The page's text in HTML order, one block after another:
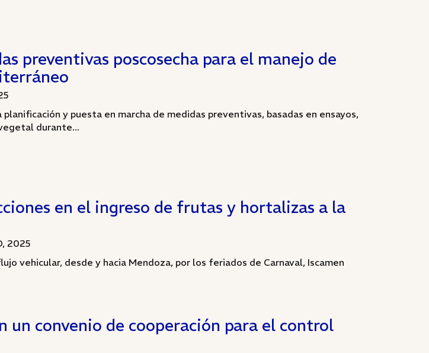
preventivas poscosecha para el manejo de
y puesta en marcha de medidas preventivas, basadas en ensayos,
durante...
en el ingreso de frutas y hortalizas a la
2025
vehicular, desde y hacia Mendoza, por los feriados de Carnaval, Iscamen
un convenio de cooperación para el control